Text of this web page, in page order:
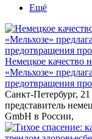
Ещё
Немецкое качество
«Мельхозе»
предотвращения
Санкт-Петербург,
представитель
GmbH в России,